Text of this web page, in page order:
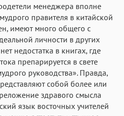
менеджера вполне
правителя в китайской
имеют много общего с
личности в других
недостатка в книгах, где
препарируется в свете
руководства». Правда,
собой более или
здравого смысла
язык восточных учителей